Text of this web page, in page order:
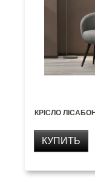
КРІСЛО
КУПИТЬ